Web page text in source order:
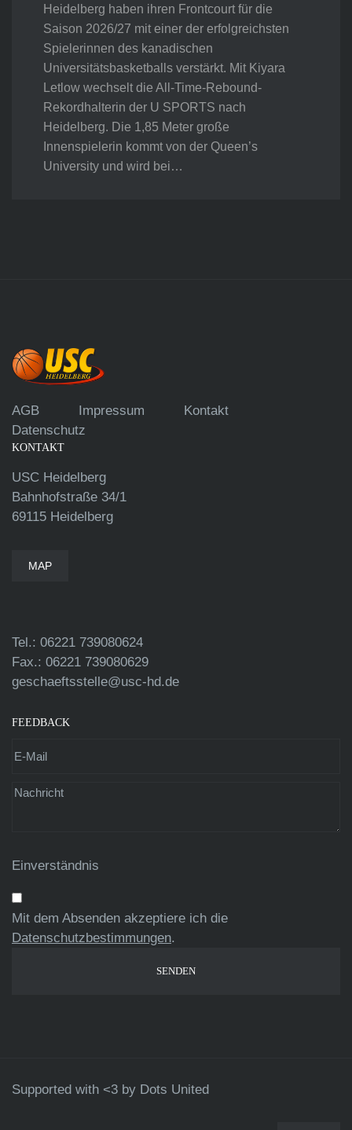
Heidelberg haben ihren Frontcourt für die
Saison 2026/27 mit einer der erfolgreichsten
Spielerinnen des kanadischen
Universitätsbasketballs verstärkt. Mit Kiyara
Letlow wechselt die All-Time-Rebound-
Rekordhalterin der U SPORTS nach
Heidelberg. Die 1,85 Meter große
Innenspielerin kommt von der Queen’s
University und wird bei…
AGB Impressum
Kontakt
Datenschutz
KONTAKT
USC Heidelberg
Bahnhofstraße 34/1
69115 Heidelberg
MAP
Tel.: 06221 739080624
Fax.: 06221 739080629
geschaeftsstelle@usc-hd.de
FEEDBACK
Einverständnis
Mit dem Absenden akzeptiere ich die
Datenschutzbestimmungen.
Supported with <3 by Dots United